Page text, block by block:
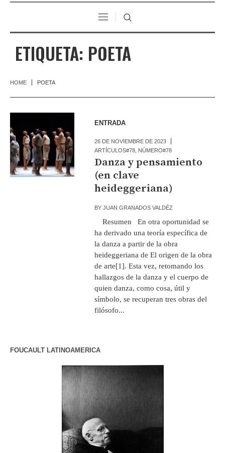
ETIQUETA: POETA
HOME POETA
ENTRADA
26 DE NOVIEMBRE DE 2023
ARTÍCULOS#78 NÚMERO#78
Danza y pensamiento
(en clave
heideggeriana)
BYJUAN GRANADOS VALDÉZ
Resumen En otra oportunidad se
ha derivado una teoría específica de
la danza a partir de la obra
heideggeriana de El origen de la obra
de arte[1]. Esta vez, retomando los
hallazgos de la danza y el cuerpo de
quien danza, como cosa, útil y
símbolo, se recuperan tres obras del
filósofo...
FOUCAULT LATINOAMERICA